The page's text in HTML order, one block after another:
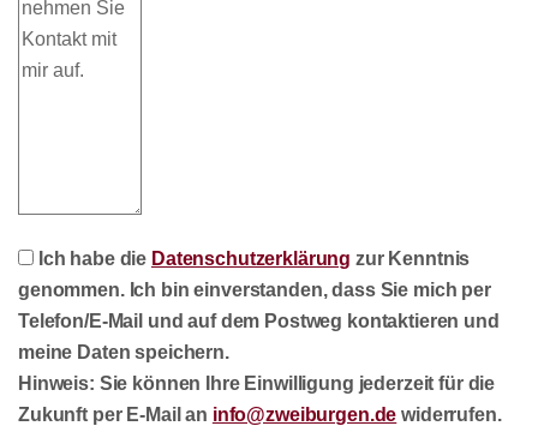
Ich habe die Datenschutzerklärung zur Kenntnis
genommen. Ich bin einverstanden, dass Sie mich per
Telefon/E-Mail und auf dem Postweg kontaktieren und
meine Daten speichern.
Hinweis: Sie können Ihre Einwilligung jederzeit für die
Zukunft per E-Mail an info@zweiburgen.de widerrufen.